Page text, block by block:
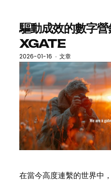
驅動成效的數字
XGATE
2026-01-16 · 文章
在當今高度連繫的世界中